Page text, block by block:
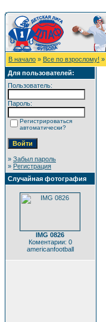
В начало » Все по взрослому! »
Для пользователей:
Пользователь:
Пароль:
Регистрироваться
автоматически?
» Забыл пароль
» Регистрация
Случайная фотография
IMG 0826
Коментарии: 0
americanfootball